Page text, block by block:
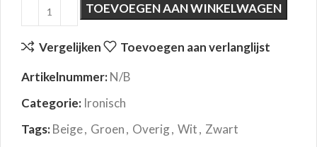
TOEVOEGEN AAN WINKELWAGEN
Vergelijken Toevoegen aan verlanglijst
Artikelnummer:N/B
Categorie: Ironisch
Tags:Beige, Groen, Overig, Wit, Zwart